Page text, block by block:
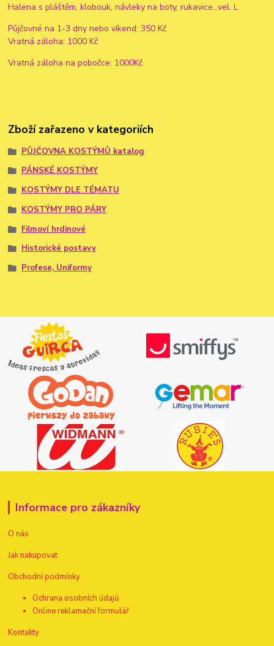
Halena s pláštěm, klobouk, návleky na boty, rukavice...vel. L
Půjčovné na 1-3 dny nebo víkend: 350 Kč
Vratná záloha: 1000 Kč
Vratná záloha na pobočce: 1000Kč
Zboží zařazeno v kategoriích
PŮJČOVNA KOSTÝMŮ katalog
PÁNSKÉ KOSTÝMY
KOSTÝMY DLE TÉMATU
KOSTÝMY PRO PÁRY
Filmoví hrdinové
Historické postavy
Profese, Uniformy
Informace pro zákazníky
O nás
Jak nakupovat
Obchodní podmínky
Ochrana osobních údajů
Online reklamační formulář
Kontakty